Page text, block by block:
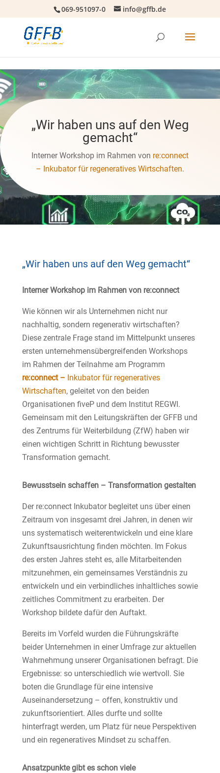
069-951097-0 info@gffb.de
„Wir haben uns auf den Weg
gemacht“
Interner Workshop im Rahmen von re:connect
– Inkubator für regeneratives Wirtschaften.
„Wir haben uns auf den Weg gemacht“
Interner Workshop im Rahmen von re:connect
Wie können wir als Unternehmen nicht nur
nachhaltig, sondern regenerativ wirtschaften?
Diese zentrale Frage stand im Mittelpunkt unseres
ersten unternehmensübergreifenden Workshops
im Rahmen der Teilnahme am Programm
re:connect – Inkubator für regeneratives
Wirtschaften, geleitet von den beiden
Organisationen fiveP und dem Institut REGWI.
Gemeinsam mit den Leitungskräften der GFFB und
des Zentrums für Weiterbildung (ZfW) haben wir
einen wichtigen Schritt in Richtung bewusster
Transformation gemacht.
Bewusstsein schaffen – Transformation gestalten
Der re:connect Inkubator begleitet uns über einen
Zeitraum von insgesamt drei Jahren, in denen wir
uns systematisch weiterentwickeln und eine klare
Zukunftsausrichtung finden möchten. Im Fokus
des ersten Jahres steht es, alle Mitarbeitenden
mitzunehmen, ein gemeinsames Verständnis zu
entwickeln und ein verbindliches inhaltliches sowie
zeitliches Commitment zu erarbeiten. Der
Workshop bildete dafür den Auftakt.
Bereits im Vorfeld wurden die Führungskräfte
beider Unternehmen in einer Umfrage zur aktuellen
Wahrnehmung unserer Organisationen befragt. Die
Ergebnisse: so unterschiedlich wie wertvoll. Sie
boten die Grundlage für eine intensive
Auseinandersetzung – offen, konstruktiv und
zukunftsorientiert. Alles durfte und sollte
hinterfragt werden, um Platz für neue Perspektiven
und ein regeneratives Mindset zu schaffen.
Ansatzpunkte gibt es schon viele